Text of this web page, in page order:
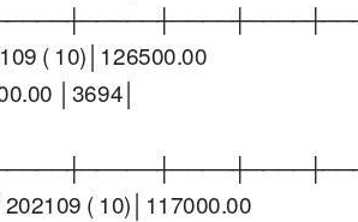
( 10)│126500.00
│3694│
202109 ( 10)│117000.00